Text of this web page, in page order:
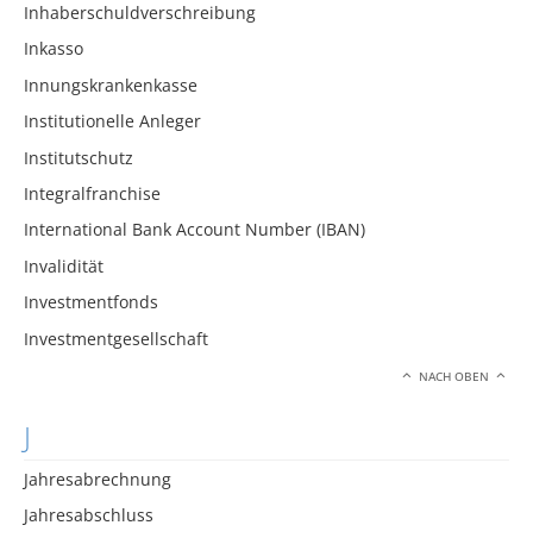
Inhaberschuldverschreibung
Inkasso
Innungskrankenkasse
Institutionelle Anleger
Institutschutz
Integralfranchise
International Bank Account Number (IBAN)
Invalidität
Investmentfonds
Investmentgesellschaft
NACH OBEN
J
Jahresabrechnung
Jahresabschluss